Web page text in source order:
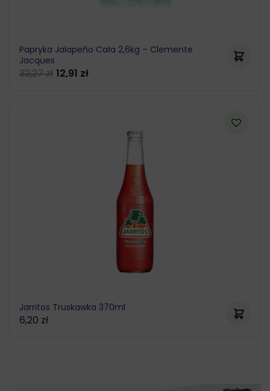
Papryka Jalapeño Cała 2,6kg – Clemente
Jacques
32,27zł
Pierwotna12,91 zł
Aktualna
Jarritos Truskawka 370ml
6,20 zł